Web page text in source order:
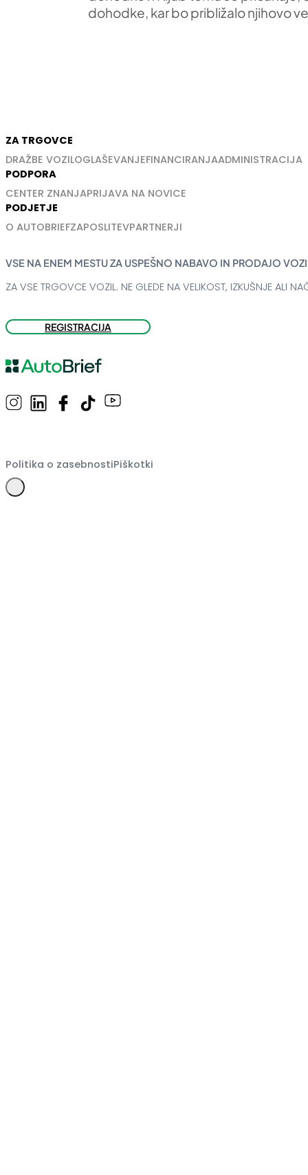
dohodke, kar bo približalo njihovo
ZA TRGOVCE
DRAŽBE VOZILOGLAŠEVANJEFINANCIRANJAADMINISTRACIJA
PODPORA
CENTER ZNANJAPRIJAVA NA NOVICE
PODJETJE
O AUTOBRIEFZAPOSLITEVPARTNERJI
VSE NA ENEM MESTU ZA USPEŠNO NABAVO IN PRODAJO
ZA VSE TRGOVCE VOZIL. NE GLEDE NA VELIKOST, IZKUŠNJE ALI
REGISTRACIJA
Politika o zasebnostiPiškotki